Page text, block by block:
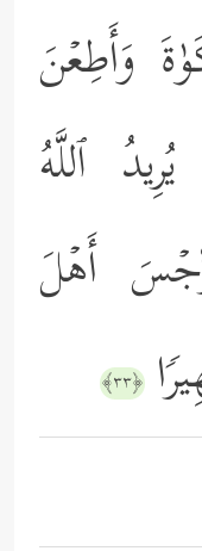
وَأَطِعۡنَ
ٱللَّهُ
أَهۡلَ
﴿٣٣﴾